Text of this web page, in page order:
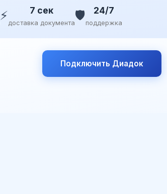
⚡ 7 сек
доставка документа🛡️ 24/7
поддержка
Подключить Диадок